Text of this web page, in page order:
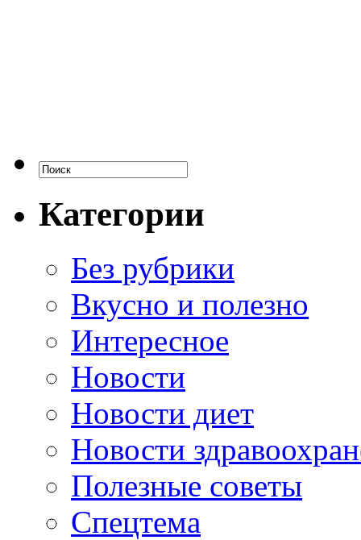
Категории
Без рубрики
Вкусно и полезно
Интересное
Новости
Новости диет
Новости
Полезные советы
Спецтема